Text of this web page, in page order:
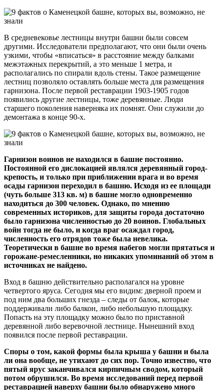
В средневековье лестницы внутри башни были совсем
другими. Исследователи предполагают, что они были очень
узкими, чтобы «вписаться» в расстояние между балками
межэтажных перекрытий, а это меньше 1 метра, и
располагались по спирали вдоль стены. Такое размещение
лестниц позволяло оставлять больше места для размещения
гарнизона. После первой реставрации 1903-1905 годов
появились другие лестницы, тоже деревянные. Люди
старшего поколения наверняка их помнят. Они служили до
демонтажа в конце 90-х.
Гарнизон воинов не находился в башне постоянно.
Постоянной его дислокацией являлся деревянный город-
крепость, и только при приближении врага и во время
осады гарнизон переходил в башню. Исходя из ее площади
(чуть больше 313 кв. м) в башне могло одновременно
находиться до 300 человек. Однако, по мнению
современных историков, для защиты города достаточно
было гарнизона численностью до 20 воинов. Глобальных
войн тогда не было, и когда враг осаждал город,
численность его отрядов тоже была невелика.
Теоретически в башне во время набегов могли прятаться и
горожане-ремесленники, но никаких упоминаний об этом в
источниках не найдено.
Вход в башню действительно располагался на уровне
четвертого яруса. Сегодня мы его видим: дверной проем и
под ним два больших гнезда – следы от балок, которые
поддерживали либо балкон, либо небольшую площадку.
Попасть на эту площадку можно было по приставной
деревянной либо веревочной лестнице. Нынешний вход
появился после первой реставрации.
Споры о том, какой формы была крыша у башни и была
ли она вообще, не утихают до сих пор. Точно известно, что
пятый ярус заканчивался кирпичным сводом, который
потом обрушился. Во время исследований перед первой
реставрацией наверху башни было обнаружено много